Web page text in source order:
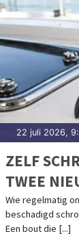
22 juli 2026,
ZELF
TWEE
Wie regelmatig
beschadigd
Een bout die [...]